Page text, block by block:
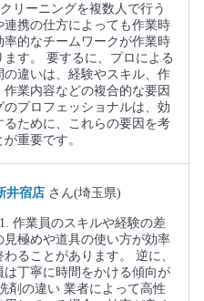
リーニングを複数人で行う
携の仕方によっても作業時
的なチームワークが作業時
す。 要するに、プロによる
違いは、経験やスキル、作
業内容などの複合的な要因
プロフェッショナルは、効
ために、これらの要因を考
重要です。
井宿店 さん(埼玉県)
作業員のスキルや経験の差
極めや道具の使い方が効率
ることがあります。 逆に、
丁寧に時間をかける傾向が
剤の違い 業者によって高性